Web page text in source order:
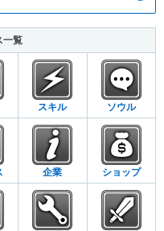
一覧
スキル ソウル
企業 ショップ